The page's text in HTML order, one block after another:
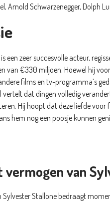
Arnold Schwarzenegger, Dolph
een zeer succesvolle acteur,
van €330 miljoen. Hoewel hij
films en tv-programma’s
vertelt dat dingen volledig
Hij hoopt dat deze liefde
hem nog een poosje kunnen
vermogen van
Sylvester Stallone bedraagt